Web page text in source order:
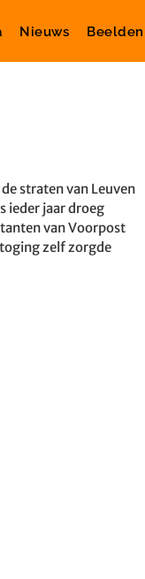
Nieuws Beelden
straten van Leuven
ieder jaar droeg
van Voorpost
zelf zorgde